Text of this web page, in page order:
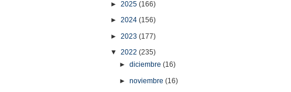
►2025(166)
►2024(156)
►2023(177)
▼2022(235)
►diciembre(16)
►noviembre(16)